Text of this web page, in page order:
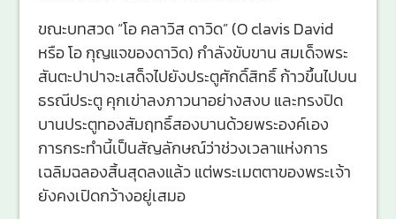
ขณะบทสวด “โอ คลาวิส ดาวิด” (O clavis David
หรือ โอ กุญแจของดาวิด) กำลังขับขาน สมเด็จพระ
สันตะปาปาจะเสด็จไปยังประตูศักดิ์สิทธิ์ ก้าวขึ้นไปบน
ธรณีประตู คุกเข่าลงภาวนาอย่างสงบ และทรงปิด
บานประตูทองสัมฤทธิ์สองบานด้วยพระองค์เอง
การกระทำนี้เป็นสัญลักษณ์ว่าช่วงเวลาแห่งการ
เฉลิมฉลองสิ้นสุดลงแล้ว แต่พระเมตตาของพระเจ้า
ยังคงเปิดกว้างอยู่เสมอ